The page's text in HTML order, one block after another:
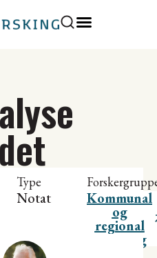
Type
Notat Kommunal
og
regional
utvikling